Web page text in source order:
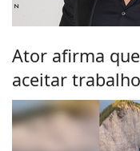
Ator afirma
aceitar